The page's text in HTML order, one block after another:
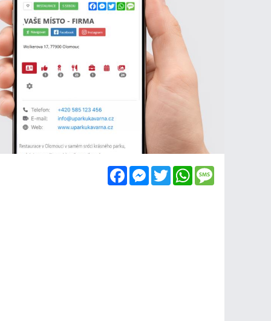
FacebookMessenger
TwitterWhatsApp